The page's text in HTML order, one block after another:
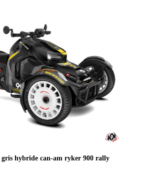
hybride can-am ryker 900 rally